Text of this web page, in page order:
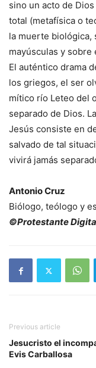
sino un acto de
total (metafísica o
la muerte biológica,
mayúsculas y
El auténtico drama
los griegos, el ser
mítico río Leteo del
separado de Dios.
Jesús consiste en
salvado de tal
vivirá jamás
Antonio Cruz
Biólogo, teólogo y
©Protestante
Previous article
Jesucristo el
Evis Carballosa